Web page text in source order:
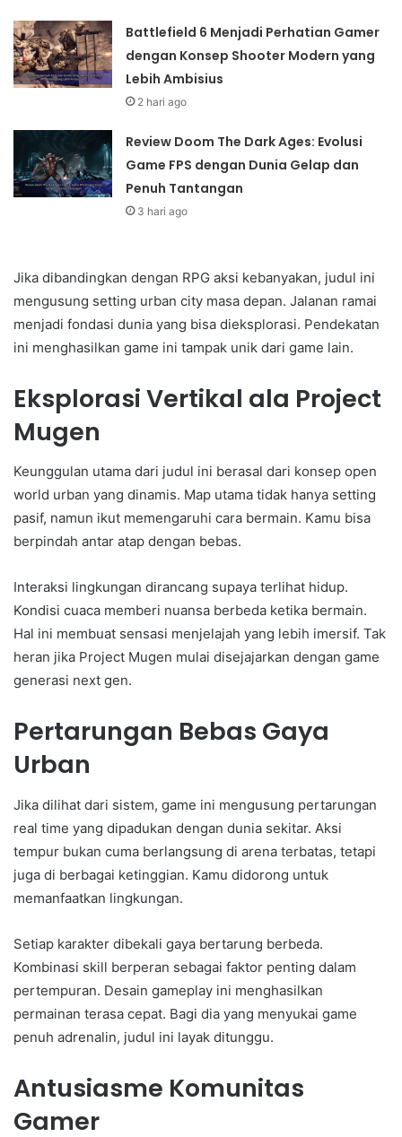
Battlefield 6 Menjadi Perhatian Gamer
dengan Konsep Shooter Modern yang
Lebih Ambisius
2 hari ago
Review Doom The Dark Ages: Evolusi
Game FPS dengan Dunia Gelap dan
Penuh Tantangan
3 hari ago
Jika dibandingkan dengan RPG aksi kebanyakan, judul ini
mengusung setting urban city masa depan. Jalanan ramai
menjadi fondasi dunia yang bisa dieksplorasi. Pendekatan
ini menghasilkan game ini tampak unik dari game lain.
Eksplorasi Vertikal ala Project
Mugen
Keunggulan utama dari judul ini berasal dari konsep open
world urban yang dinamis. Map utama tidak hanya setting
pasif, namun ikut memengaruhi cara bermain. Kamu bisa
berpindah antar atap dengan bebas.
Interaksi lingkungan dirancang supaya terlihat hidup.
Kondisi cuaca memberi nuansa berbeda ketika bermain.
Hal ini membuat sensasi menjelajah yang lebih imersif. Tak
heran jika Project Mugen mulai disejajarkan dengan game
generasi next gen.
Pertarungan Bebas Gaya
Urban
Jika dilihat dari sistem, game ini mengusung pertarungan
real time yang dipadukan dengan dunia sekitar. Aksi
tempur bukan cuma berlangsung di arena terbatas, tetapi
juga di berbagai ketinggian. Kamu didorong untuk
memanfaatkan lingkungan.
Setiap karakter dibekali gaya bertarung berbeda.
Kombinasi skill berperan sebagai faktor penting dalam
pertempuran. Desain gameplay ini menghasilkan
permainan terasa cepat. Bagi dia yang menyukai game
penuh adrenalin, judul ini layak ditunggu.
Antusiasme Komunitas
Gamer